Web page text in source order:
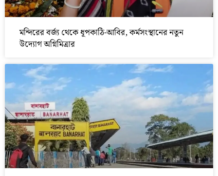
মন্দিরের বর্জ্য থেকে ধূপকাঠি-আবির, কর্মসংস্থানের নতুন
উদ্যোগ অগ্নিমিত্রার